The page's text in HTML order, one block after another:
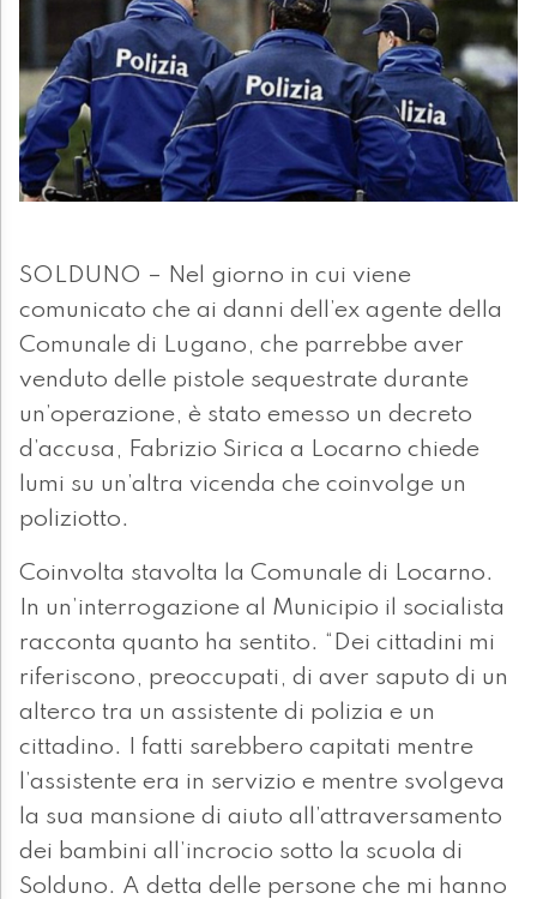
SOLDUNO – Nel giorno in cui viene
comunicato che ai danni dell’ex agente della
Comunale di Lugano, che parrebbe aver
venduto delle pistole sequestrate durante
un’operazione, è stato emesso un decreto
d’accusa, Fabrizio Sirica a Locarno chiede
lumi su un’altra vicenda che coinvolge un
poliziotto.
Coinvolta stavolta la Comunale di Locarno.
In un’interrogazione al Municipio il socialista
racconta quanto ha sentito. “Dei cittadini mi
riferiscono, preoccupati, di aver saputo di un
alterco tra un assistente di polizia e un
cittadino. I fatti sarebbero capitati mentre
l’assistente era in servizio e mentre svolgeva
la sua mansione di aiuto all’attraversamento
dei bambini all’incrocio sotto la scuola di
Solduno. A detta delle persone che mi hanno